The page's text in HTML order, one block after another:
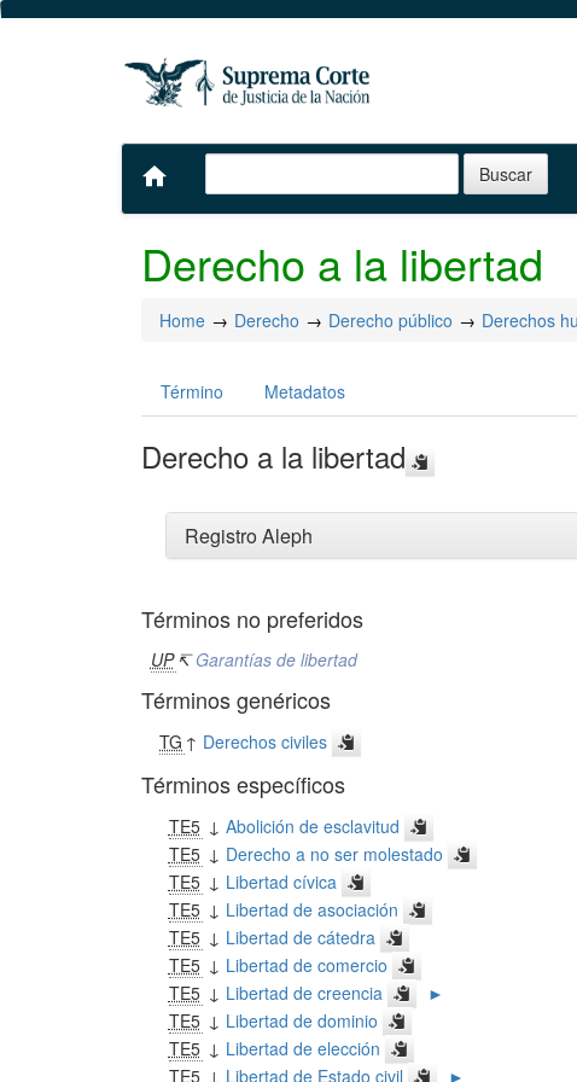
home
Derecho a la libertad
Home Derecho Derecho público Derechos
Término Metadatos
Derecho a la libertad
Registro Aleph
Términos no preferidos
UP ↸Garantías de libertad
Términos genéricos
TG ↑ Derechos civiles
Términos específicos
TE5 ↓ Abolición de esclavitud
TE5 ↓ Derecho a no ser molestado
TE5 ↓ Libertad cívica
TE5 ↓ Libertad de asociación
TE5 ↓ Libertad de cátedra
TE5 ↓ Libertad de comercio
TE5 ↓ Libertad de creencia
►
TE5 ↓ Libertad de dominio
TE5 ↓ Libertad de elección
TE5 ↓ Libertad de Estado civil ►